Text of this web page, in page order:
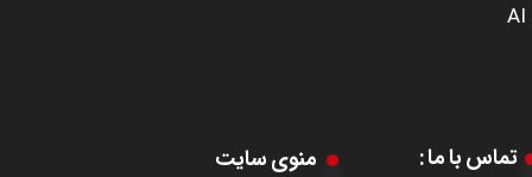
AI
تماس با ما : منوی سایت